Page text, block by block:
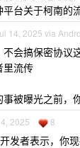
台关于柯南的
14, 2025 via
会搞保密协议
里流传
被曝光之前，
2025 8
发者表示，你